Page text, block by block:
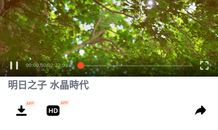
00:00:00/02:23:03
明日之子 水晶時代